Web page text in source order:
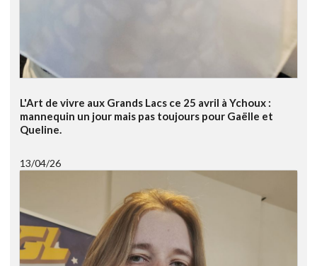
L'Art de vivre aux Grands Lacs ce 25 avril à Ychoux :
mannequin un jour mais pas toujours pour Gaëlle et
Queline.
13/04/26